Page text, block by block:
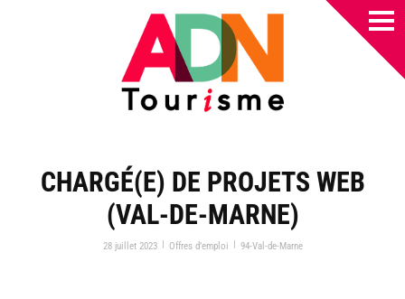
CHARGÉ(E) DE PROJETS WEB
(VAL-DE-MARNE)
28 juillet 2023 | Offres d’emploi | 94-Val-de-Marne